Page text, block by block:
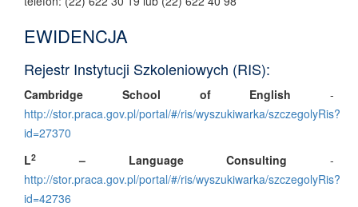
EWIDENCJA
Rejestr Instytucji Szkoleniowych (RIS):
Cambridge School of English -
http://stor.praca.gov.pl/portal/#/ris/wyszukiwarka/szczegolyRis?
id=27370
L2 – Language Consulting -
http://stor.praca.gov.pl/portal/#/ris/wyszukiwarka/szczegolyRis?
id=42736